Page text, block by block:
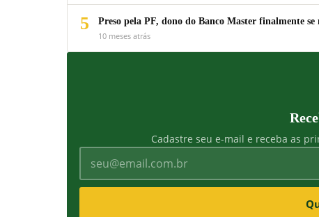
5
Preso pela PF, dono do Banco Master finalmente se
10 meses atrás
Cadastre seu e-mail e receba as